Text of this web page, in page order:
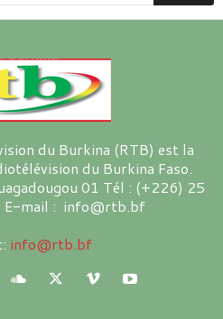
du Burkina (RTB) est la
du Burkina Faso.
01 Tél : (+226) 25
mail : info@rtb.bf
info@rtb.bf